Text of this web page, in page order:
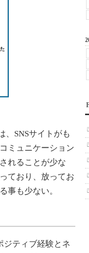
SNSサイトがも
ミュニケーション
れることが少な
ており、放ってお
事も少ない。
ティブ経験とネ